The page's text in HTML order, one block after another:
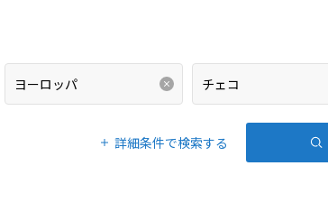
詳細条件で検索する